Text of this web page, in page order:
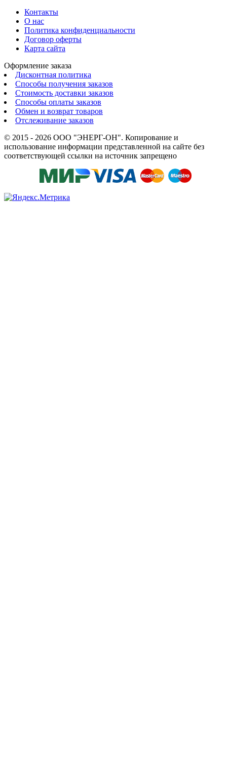
Контакты
О нас
Политика конфиденциальности
Договор оферты
Карта сайта
Оформление заказа
Дисконтная политика
Способы получения заказов
Стоимость доставки заказов
Способы оплаты заказов
Обмен и возврат товаров
Отслеживание заказов
© 2015 - 2026 ООО "ЭНЕРГ-ОН". Копирование и
использование информации представленной на сайте без
соответствующей ссылки на источник запрещено